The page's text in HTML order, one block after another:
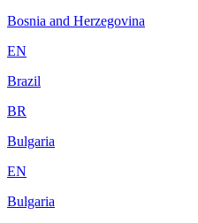
Bosnia and Herzegovina
EN
Brazil
BR
Bulgaria
EN
Bulgaria